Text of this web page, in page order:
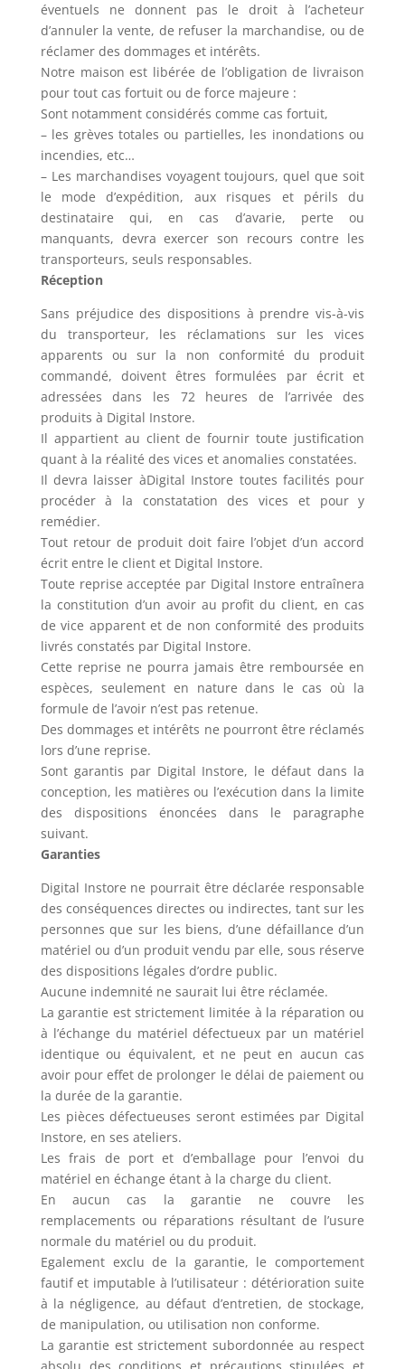
éventuels ne donnent pas le droit à l’acheteur
d’annuler la vente, de refuser la marchandise, ou de
réclamer des dommages et intérêts.
Notre maison est libérée de l’obligation de livraison
pour tout cas fortuit ou de force majeure :
Sont notamment considérés comme cas fortuit,
– les grèves totales ou partielles, les inondations ou
incendies, etc…
– Les marchandises voyagent toujours, quel que soit
le mode d’expédition, aux risques et périls du
destinataire qui, en cas d’avarie, perte ou
manquants, devra exercer son recours contre les
transporteurs, seuls responsables.
Réception
Sans préjudice des dispositions à prendre vis-à-vis
du transporteur, les réclamations sur les vices
apparents ou sur la non conformité du produit
commandé, doivent êtres formulées par écrit et
adressées dans les 72 heures de l’arrivée des
produits à Digital Instore.
Il appartient au client de fournir toute justification
quant à la réalité des vices et anomalies constatées.
Il devra laisser àDigital Instore toutes facilités pour
procéder à la constatation des vices et pour y
remédier.
Tout retour de produit doit faire l’objet d’un accord
écrit entre le client et Digital Instore.
Toute reprise acceptée par Digital Instore entraînera
la constitution d’un avoir au profit du client, en cas
de vice apparent et de non conformité des produits
livrés constatés par Digital Instore.
Cette reprise ne pourra jamais être remboursée en
espèces, seulement en nature dans le cas où la
formule de l’avoir n’est pas retenue.
Des dommages et intérêts ne pourront être réclamés
lors d’une reprise.
Sont garantis par Digital Instore, le défaut dans la
conception, les matières ou l’exécution dans la limite
des dispositions énoncées dans le paragraphe
suivant.
Garanties
Digital Instore ne pourrait être déclarée responsable
des conséquences directes ou indirectes, tant sur les
personnes que sur les biens, d’une défaillance d’un
matériel ou d’un produit vendu par elle, sous réserve
des dispositions légales d’ordre public.
Aucune indemnité ne saurait lui être réclamée.
La garantie est strictement limitée à la réparation ou
à l’échange du matériel défectueux par un matériel
identique ou équivalent, et ne peut en aucun cas
avoir pour effet de prolonger le délai de paiement ou
la durée de la garantie.
Les pièces défectueuses seront estimées par Digital
Instore, en ses ateliers.
Les frais de port et d’emballage pour l’envoi du
matériel en échange étant à la charge du client.
En aucun cas la garantie ne couvre les
remplacements ou réparations résultant de l’usure
normale du matériel ou du produit.
Egalement exclu de la garantie, le comportement
fautif et imputable à l’utilisateur : détérioration suite
à la négligence, au défaut d’entretien, de stockage,
de manipulation, ou utilisation non conforme.
La garantie est strictement subordonnée au respect